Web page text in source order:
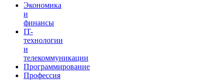
Экономика
и
финансы
IT-
технологии
и
телекоммуникации
Программирование
Профессия